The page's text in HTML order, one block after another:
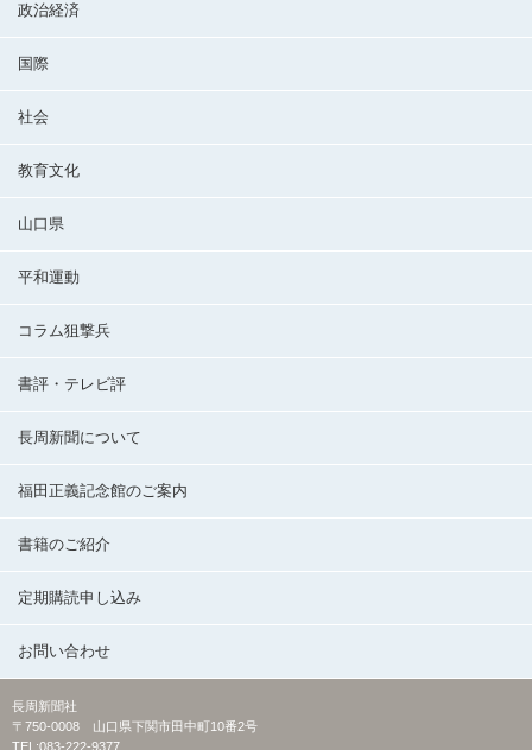
政治経済
国際
社会
教育文化
山口県
平和運動
コラム狙撃兵
書評・テレビ評
長周新聞について
福田正義記念館のご案内
書籍のご紹介
定期購読申し込み
お問い合わせ
長周新聞社
〒750-0008 山口県下関市田中町10番2号
TEL:083-222-9377